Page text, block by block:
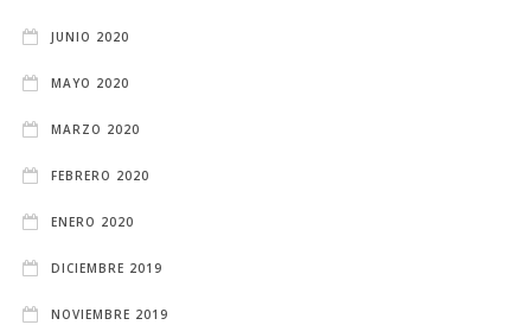
JUNIO 2020
MAYO 2020
MARZO 2020
FEBRERO 2020
ENERO 2020
DICIEMBRE 2019
NOVIEMBRE 2019